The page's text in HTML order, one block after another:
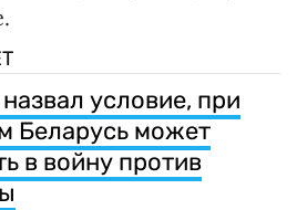
условие, при
Беларусь может
в войну против